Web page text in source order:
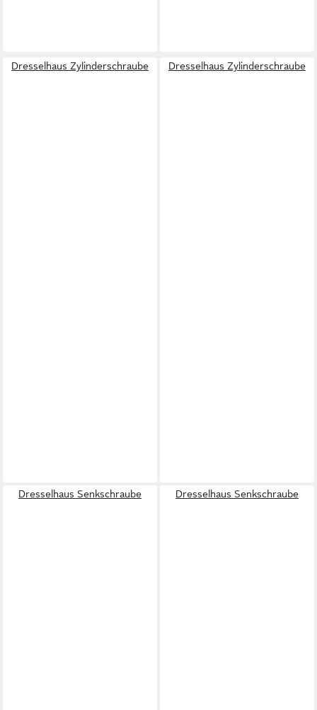
Dresselhaus Zylinderschraube Dresselhaus Zylinderschraube
Dresselhaus Senkschraube Dresselhaus Senkschraube